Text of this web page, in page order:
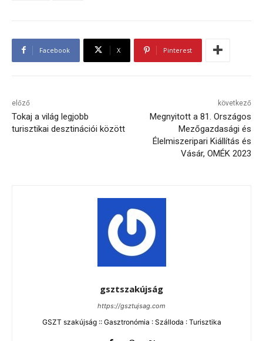
Facebook X Pinterest
előző
Tokaj a világ legjobb
turisztikai desztinációi között
következő
Megnyitott a 81. Országos
Mezőgazdasági és
Élelmiszeripari Kiállítás és
Vásár, OMÉK 2023
gsztszakújság
https://gsztujsag.com
GSZT szakújság :: Gasztronómia : Szálloda : Turisztika